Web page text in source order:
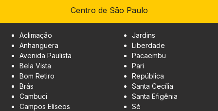
Centro de São Paulo
Aclimação
Anhanguera
Avenida Paulista
Bela Vista
Bom Retiro
Brás
Cambuci
Campos Elíseos
Jardins
Liberdade
Pacaembu
Pari
República
Santa Cecília
Santa Efigênia
Sé